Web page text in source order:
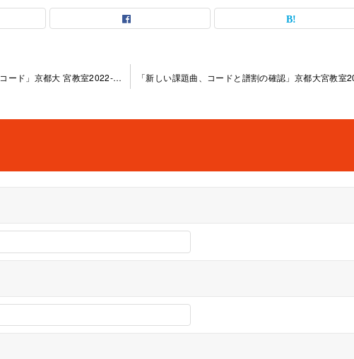
「課題曲のイントロリードフレーズと曲中コード」京都大 宮教室2022-05-28-­no0003-­1005